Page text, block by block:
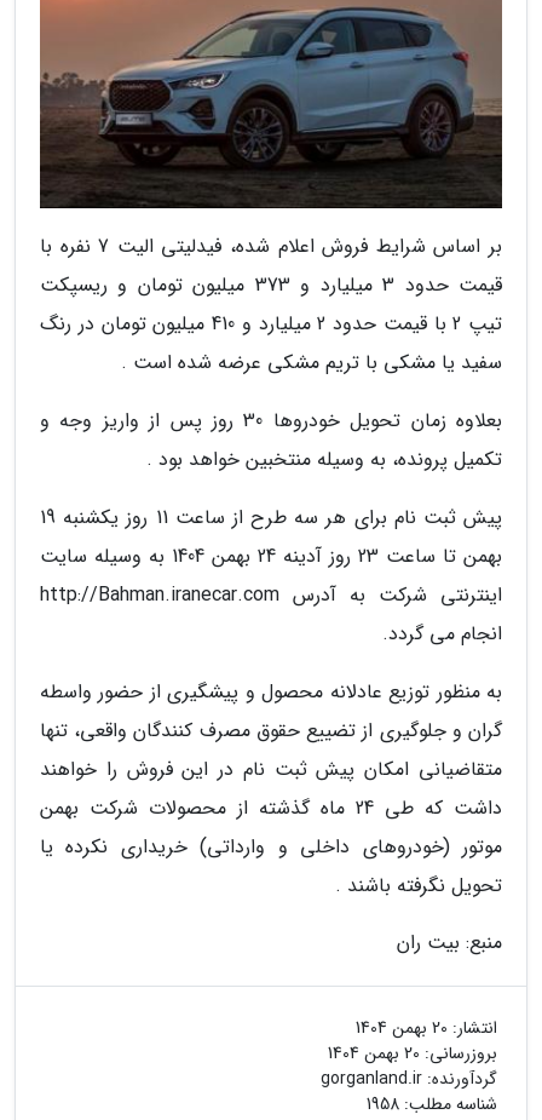
بر اساس شرایط فروش اعلام شده، فیدلیتی الیت 7 نفره با
قیمت حدود 3 میلیارد و 373 میلیون تومان و ریسپکت
تیپ 2 با قیمت حدود 2 میلیارد و 410 میلیون تومان در رنگ
سفید یا مشکی با تریم مشکی عرضه شده است .
بعلاوه زمان تحویل خودروها 30 روز پس از واریز وجه و
تکمیل پرونده، به وسیله منتخبین خواهد بود .
پیش ثبت نام برای هر سه طرح از ساعت 11 روز یکشنبه 19
بهمن تا ساعت 23 روز آدینه 24 بهمن 1404 به وسیله سایت
اینترنتی شرکت به آدرس http://Bahman.iranecar.com
انجام می گردد.
به منظور توزیع عادلانه محصول و پیشگیرى از حضور واسطه
گران و جلوگیرى از تضییع حقوق مصرف کنندگان واقعى، تنها
متقاضیانى امکان پیش ثبت نام در این فروش را خواهند
داشت که طى 24 ماه گذشته از محصولات شرکت بهمن
موتور (خودروهاى داخلى و وارداتى) خریدارى نکرده یا
تحویل نگرفته باشند .
منبع: بیت ران
انتشار: 20 بهمن 1404
بروزرسانی: 20 بهمن 1404
گردآورنده: gorganland.ir
شناسه مطلب: 1958